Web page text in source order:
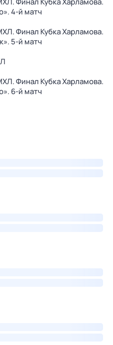
4-й матч
Финал Кубка Харламова.
5-й матч
Финал Кубка Харламова.
6-й матч